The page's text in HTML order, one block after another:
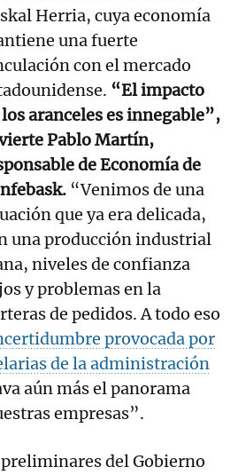
Herria, cuya economía
una fuerte
con el mercado
“El impacto
aranceles es innegable”,
Pablo Martín,
de Economía de
“Venimos de una
que ya era delicada,
una producción industrial
niveles de confianza
y problemas en la
de pedidos. A todo eso
provocada por
de la administración
aún más el panorama
empresas”.
del Gobierno